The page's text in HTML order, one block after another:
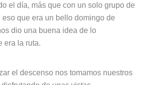
el día, más que con un solo grupo de
eso que era un bello domingo de
dio una buena idea de lo
era la ruta.
el descenso nos tomamos nuestros